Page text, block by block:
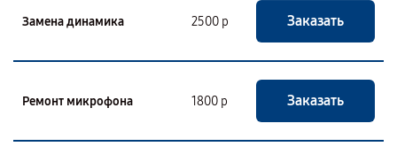
Замена динамика 2500 р Заказать
Ремонт микрофона 1800 р Заказать